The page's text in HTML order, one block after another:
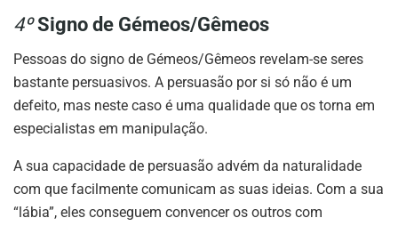
4ºSigno de Gémeos/Gêmeos
Pessoas do signo de Gémeos/Gêmeos revelam-se seres
bastante persuasivos. A persuasão por si só não é um
defeito, mas neste caso é uma qualidade que os torna em
especialistas em manipulação.
A sua capacidade de persuasão advém da naturalidade
com que facilmente comunicam as suas ideias. Com a sua
“lábia”, eles conseguem convencer os outros com